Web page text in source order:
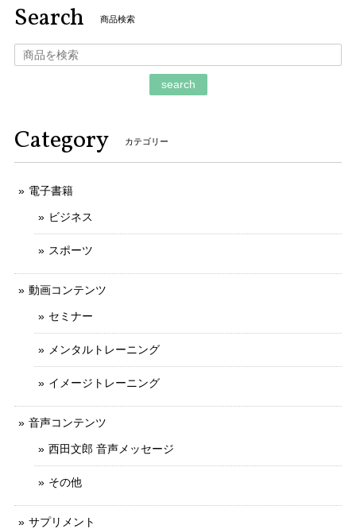
Search 商品検索
search
Category カテゴリー
電子書籍
ビジネス
スポーツ
動画コンテンツ
セミナー
メンタルトレーニング
イメージトレーニング
音声コンテンツ
西田文郎 音声メッセージ
その他
サプリメント